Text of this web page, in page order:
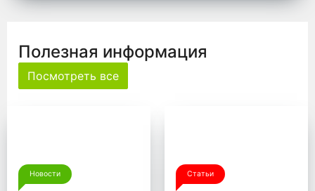
Полезная информация
Посмотреть все
Новости Статьи